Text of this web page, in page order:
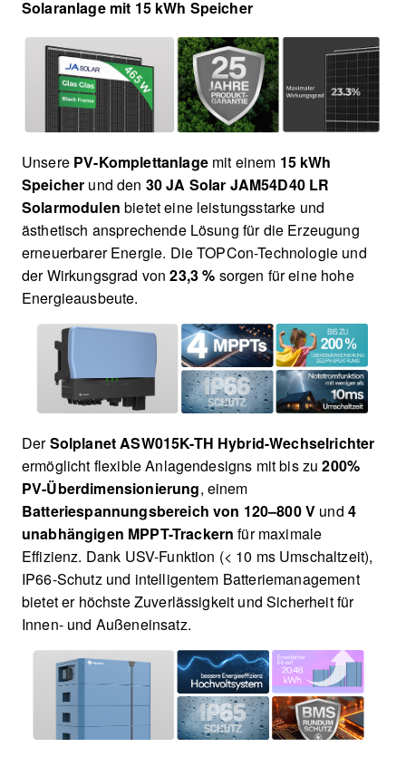
Solaranlage mit 15 kWh Speicher
Unsere PV-Komplettanlagemit einem 15 kWh
Speicher und den 30 JA Solar JAM54D40 LR
Solarmodulen bietet eine leistungsstarke und
ästhetisch ansprechende Lösung für die Erzeugung
erneuerbarer Energie. Die TOPCon-Technologie und
der Wirkungsgrad von23,3 % sorgen für eine hohe
Energieausbeute.
DerSolplanet ASW015K-TH Hybrid-Wechselrichter
ermöglicht flexible Anlagendesigns mit bis zu200%
PV-Überdimensionierung, einem
Batteriespannungsbereich von 120–800 V und 4
unabhängigen MPPT-Trackern für maximale
Effizienz. Dank USV-Funktion (< 10 ms Umschaltzeit),
IP66-Schutz und intelligentem Batteriemanagement
bietet er höchste Zuverlässigkeit und Sicherheit für
Innen- und Außeneinsatz.